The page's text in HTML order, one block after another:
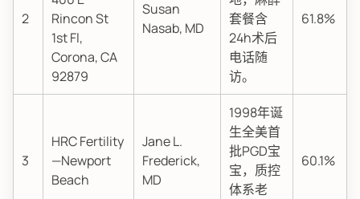
2
Rincon St
1st Fl,
Corona, CA
92879
Susan
Nasab, MD
套餐含
24h术后
电话随
访。
61.8%
3
HRC Fertility
—Newport
Beach
Jane L.
Frederick,
MD
1998年诞
生全美首
批PGD宝
宝，质控
体系老
60.1%